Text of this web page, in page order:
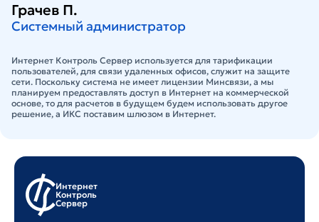
Грачев П.
Системный администратор
Интернет Контроль Сервер используется для тарификации
пользователей, для связи удаленных офисов, служит на защите
сети. Поскольку система не имеет лицензии Минсвязи, а мы
планируем предоставлять доступ в Интернет на коммерческой
основе, то для расчетов в будущем будем использовать другое
решение, а ИКС поставим шлюзом в Интернет.
Интернет
Контроль
Сервер